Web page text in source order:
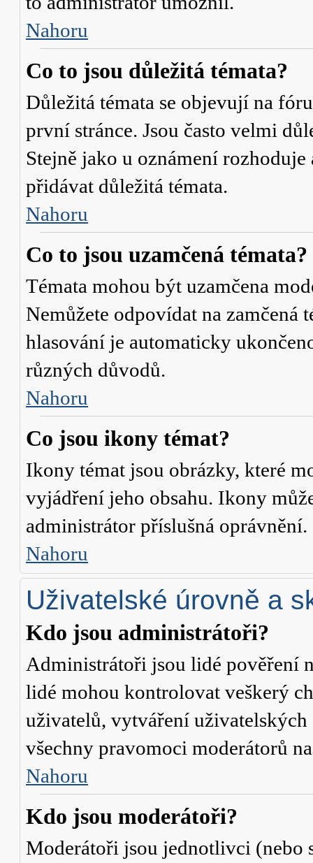
Nahoru
Co to jsou důležitá témata?
Důležitá témata se objevují na
první stránce. Jsou často velmi
Stejně jako u oznámení
přidávat důležitá témata.
Nahoru
Co to jsou uzamčená témata?
Témata mohou být uzamčena
Nemůžete odpovídat na zamčená
hlasování je automaticky
různých důvodů.
Nahoru
Co jsou ikony témat?
Ikony témat jsou obrázky, které
vyjádření jeho obsahu. Ikony
administrátor příslušná oprávnění.
Nahoru
Uživatelské úrovně a
Kdo jsou administrátoři?
Administrátoři jsou lidé pověření
lidé mohou kontrolovat veškerý
uživatelů, vytváření
všechny pravomoci moderátorů
Nahoru
Kdo jsou moderátoři?
Moderátoři jsou jednotlivci (nebo